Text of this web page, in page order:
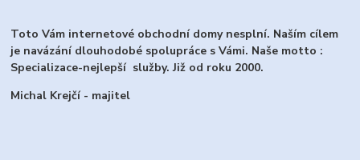
Toto Vám internetové obchodní domy nesplní. Naším cílem
je navázání dlouhodobé spolupráce s Vámi. Naše motto :
Specializace-nejlepší služby. Již od roku 2000.
Michal Krejčí - majitel